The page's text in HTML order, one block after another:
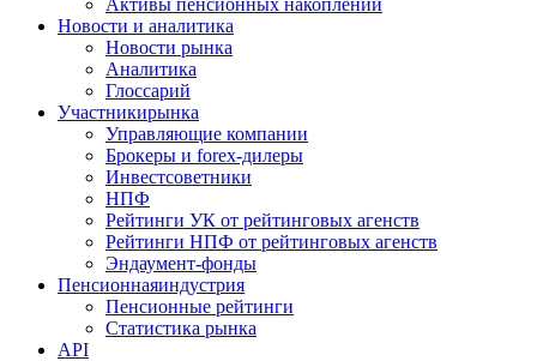
Новости и аналитика
Новости рынка
Аналитика
Глоссарий
Участникирынка
Управляющие компании
Брокеры и forex-дилеры
Инвестсоветники
НПФ
Рейтинги УК от рейтинговых агенств
Рейтинги НПФ от рейтинговых агенств
Эндаумент-фонды
Пенсионнаяиндустрия
Пенсионные рейтинги
Статистика рынка
API